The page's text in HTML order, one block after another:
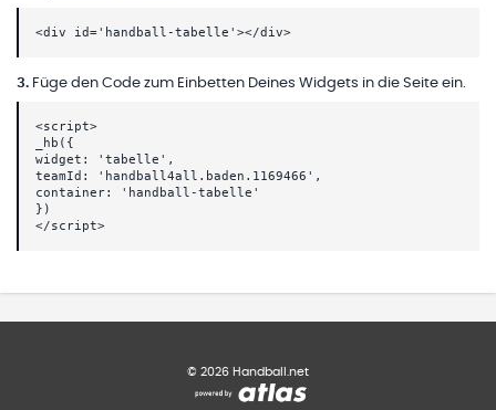
<div id='handball-tabelle'></div>
3. Füge den Code zum Einbetten Deines Widgets in die Seite ein.
<script>
_hb({
widget: 'tabelle',
teamId: 'handball4all.baden.1169466',
container: 'handball-tabelle'
})
</script>
© 2026 Handball.net